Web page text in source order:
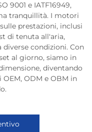
9001 e IATF16949,
tranquillità. I motori
prestazioni, inclusi
di tenuta all'aria,
diverse condizioni. Con
al giorno, siamo in
diventando
ODM e OBM in